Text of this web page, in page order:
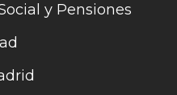
y Pensiones